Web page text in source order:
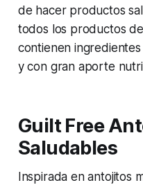
de hacer productos
todos los productos
contienen
y con gran aporte
Guilt Free
Saludables
Inspirada en antojitos